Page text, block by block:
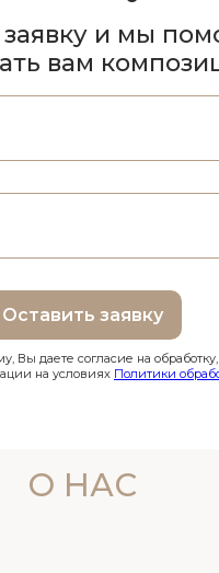
Оставить заявку
заявку и мы
вам
Вы даете согласие на
на условиях Политики
О НАС